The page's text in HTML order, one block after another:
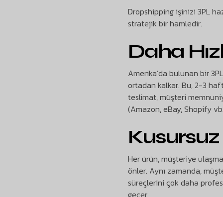
Dropshipping işinizi 3PL
stratejik bir hamledir.
Daha
Amerika’da bulunan bir
ortadan kalkar. Bu, 2-3
teslimat, müşteri
(Amazon, eBay, Shopify
Her ürün, müşteriye
önler. Aynı zamanda,
süreçlerini çok daha
geçer.